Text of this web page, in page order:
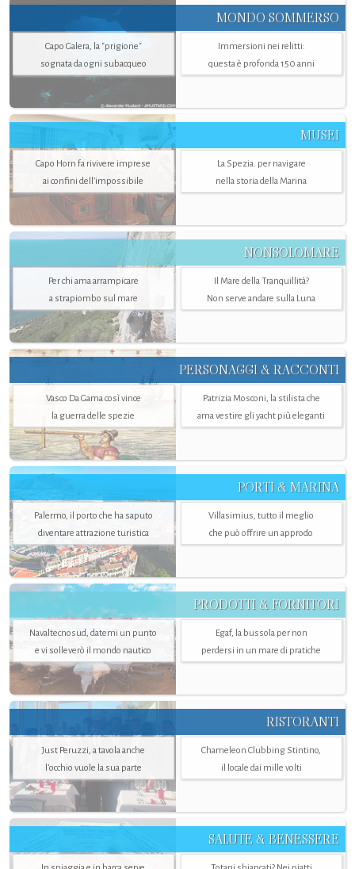
MONDO SOMMERSO
Capo Galera, la "prigione"
sognata da ogni subacqueo
Immersioni nei relitti:
questa è profonda 150 anni
MUSEI
Capo Horn fa rivivere imprese
ai confini dell’impossibile
La Spezia. per navigare
nella storia della Marina
NONSOLOMARE
Per chi ama arrampicare
a strapiombo sul mare
Il Mare della Tranquillità?
Non serve andare sulla Luna
PERSONAGGI & RACCONTI
Vasco Da Gama così vince
la guerra delle spezie
Patrizia Mosconi, la stilista che
ama vestire gli yacht più eleganti
PORTI & MARINA
Palermo, il porto che ha saputo
diventare attrazione turistica
Villasimius, tutto il meglio
che può offrire un approdo
PRODOTTI & FORNITORI
Navaltecnosud, datemi un punto
e vi solleverò il mondo nautico
Egaf, la bussola per non
perdersi in un mare di pratiche
RISTORANTI
Just Peruzzi, a tavola anche
l’occhio vuole la sua parte
Chameleon Clubbing Stintino,
il locale dai mille volti
SALUTE & BENESSERE